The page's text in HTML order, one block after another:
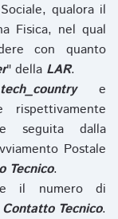
qualora il
Fisica, nel qual
con quanto
" della LAR.
tech_countrye
seguita dalla
Postale
Tecnico.
il numero di
Contatto Tecnico.